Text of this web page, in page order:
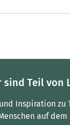
sind Teil von
Inspiration
auf